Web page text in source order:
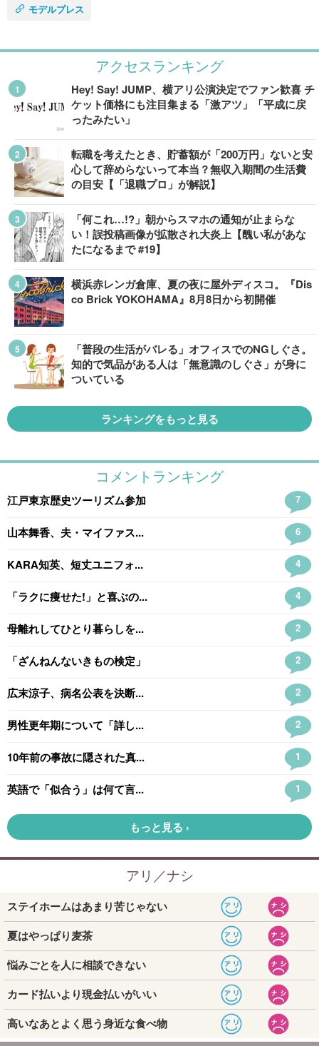
モデルプレス
アクセスランキング
Hey! Say! JUMP、横アリ公演決定でファン歓喜 チ
ケット価格にも注目集まる「激アツ」「平成に戻
ったみたい」
転職を考えたとき、貯蓄額が「200万円」ないと安
心して辞めらないって本当？無収入期間の生活費
の目安【「退職プロ」が解説】
「何これ…!?」朝からスマホの通知が止まらな
い！誤投稿画像が拡散され大炎上【醜い私があな
たになるまで #19】
横浜赤レンガ倉庫、夏の夜に屋外ディスコ。『Dis
co Brick YOKOHAMA』8月8日から初開催
「普段の生活がバレる」オフィスでのNGしぐさ。
知的で気品がある人は「無意識のしぐさ」が身に
ついている
ランキングをもっと見る